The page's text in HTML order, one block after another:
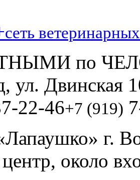
сеть
по
ул. Двинская
22-46+7 (919)
г.
около